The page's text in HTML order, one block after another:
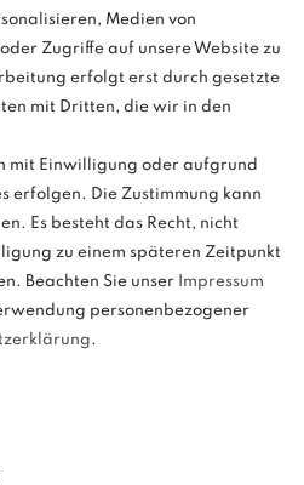
Preise aus dem Mobilfunknetz
und
weitere.
Medien von
Zugriffe auf unsere Website zu
erfolgt erst durch gesetzte
mit Dritten, die wir in den
mit Einwilligung oder aufgrund
erfolgen. Die Zustimmung kann
Es besteht das Recht, nicht
zu einem späteren Zeitpunkt
Beachten Sie unser
Impressum
personenbezogener
.
sondern lediglich
zur unverbindlichen
des Herstellers dar.